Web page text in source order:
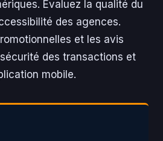
Évaluez la qualité du
des agences.
et les avis
des transactions et
mobile.